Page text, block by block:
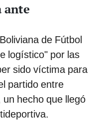
ante
de Fútbol
logístico" por las
sido víctima para
partido entre
hecho que llegó